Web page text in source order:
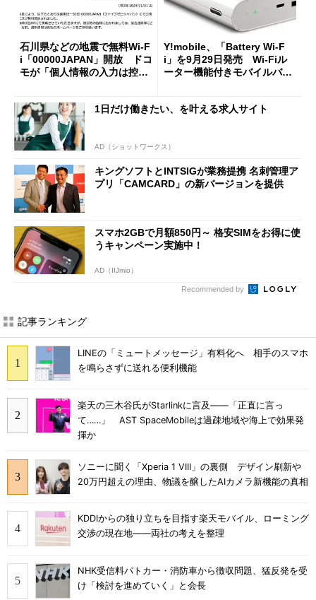
石川県などの地震で無料Wi-F
i「00000JAPAN」開放 ドコ
モが「個人情報の入力は控え
Y!mobile、「Battery Wi-F
i」を9月29日発売 Wi-Fiル
ーター機能付きモバイルバッ
1日だけ働きたい、を叶える求人サイト
AD（ショットワークス）
キングソフトとINTSIGが業務提携 名刺管理ア
プリ「CAMCARD」の新バージョンを提供
スマホ2GBで月額850円～ 格安SIMをお得に使
うキャンペーン実施中！
AD（IIJmio）
Recommended by
記事ランキング
LINEの「ミュートメッセージ」有料化へ 相手のスマホ
を鳴らさずに送れる便利機能
楽天の三木谷氏がStarlinkに言及――「正直に言っ
て……」 AST SpaceMobileは過疎地域や海上で効果発
揮か
ソニーに聞く「Xperia 1 VIII」の裏側 デザイン刷新や
20万円超えの理由、物議を醸したAIカメラ新機能の真相
KDDIからの独り立ちを目指す楽天モバイル、ローミング
交渉の現在地――両社の考えを整理
NHK受信料パトカー・消防車から徴収問題、猛反発を受
け「検討を進めていく」と会長